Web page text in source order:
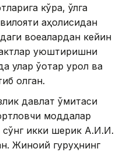
кўра, қўлга
аҳолисидан
воқеалардан кейин
уюштиришни
ўқотар қурол ва
олган.
давлат қўмитаси
моддалар
сўнг икки шерик А.И.И.
Жиноий гуруҳнинг